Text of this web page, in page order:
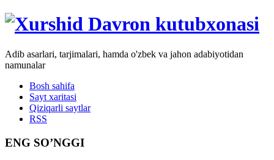
Adib asarlari, tarjimalari, hamda o'zbek va jahon adabiyotidan
namunalar
Bosh sahifa
Sayt xaritasi
Qiziqarli saytlar
RSS
ENG SO’NGGI